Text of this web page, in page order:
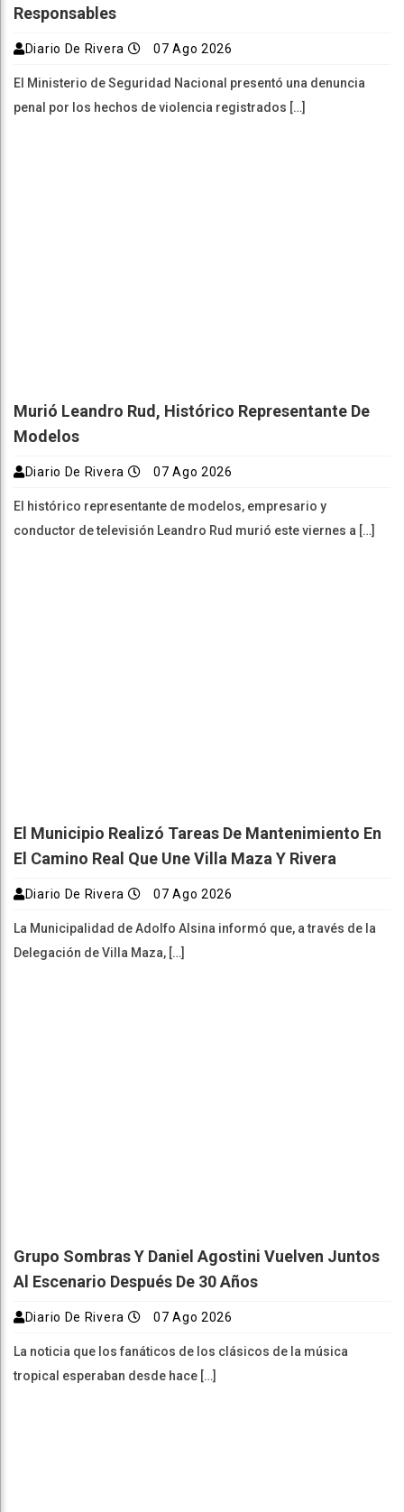
Responsables
Diario De Rivera 07 Ago 2026
El Ministerio de Seguridad Nacional presentó una denuncia
penal por los hechos de violencia registrados […]
Murió Leandro Rud, Histórico Representante De
Modelos
Diario De Rivera 07 Ago 2026
El histórico representante de modelos, empresario y
conductor de televisión Leandro Rud murió este viernes a […]
El Municipio Realizó Tareas De Mantenimiento En
El Camino Real Que Une Villa Maza Y Rivera
Diario De Rivera 07 Ago 2026
La Municipalidad de Adolfo Alsina informó que, a través de la
Delegación de Villa Maza, […]
Grupo Sombras Y Daniel Agostini Vuelven Juntos
Al Escenario Después De 30 Años
Diario De Rivera 07 Ago 2026
La noticia que los fanáticos de los clásicos de la música
tropical esperaban desde hace […]